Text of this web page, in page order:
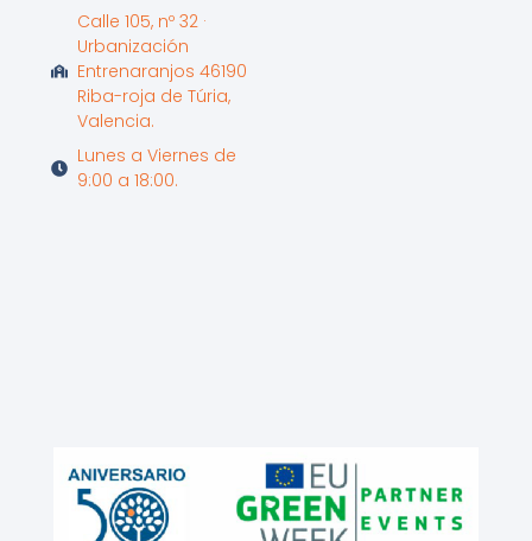
Calle 105, nº 32 ·
Urbanización
Entrenaranjos 46190
Riba-roja de Túria,
Valencia.
Lunes a Viernes de
9:00 a 18:00.